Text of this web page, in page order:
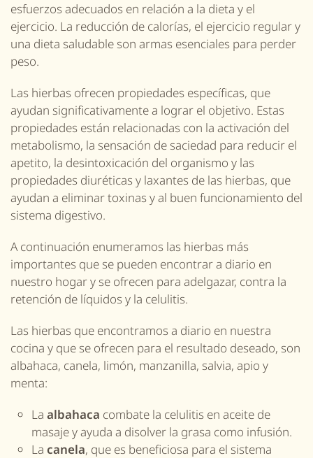
esfuerzos adecuados en relación a la dieta y el
ejercicio. La reducción de calorías, el ejercicio regular y
una dieta saludable son armas esenciales para perder
peso.
Las hierbas ofrecen propiedades específicas, que
ayudan significativamente a lograr el objetivo. Estas
propiedades están relacionadas con la activación del
metabolismo, la sensación de saciedad para reducir el
apetito, la desintoxicación del organismo y las
propiedades diuréticas y laxantes de las hierbas, que
ayudan a eliminar toxinas y al buen funcionamiento del
sistema digestivo.
A continuación enumeramos las hierbas más
importantes que se pueden encontrar a diario en
nuestro hogar y se ofrecen para adelgazar, contra la
retención de líquidos y la celulitis.
Las hierbas que encontramos a diario en nuestra
cocina y que se ofrecen para el resultado deseado, son
albahaca, canela, limón, manzanilla, salvia, apio y
menta:
La albahaca combate la celulitis en aceite de
masaje y ayuda a disolver la grasa como infusión.
La canela, que es beneficiosa para el sistema